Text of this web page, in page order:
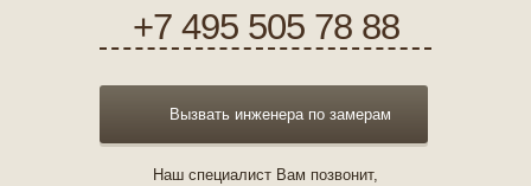
+7 495 505 78 88
Вызвать инженера по замерам
Наш специалист Вам позвонит,